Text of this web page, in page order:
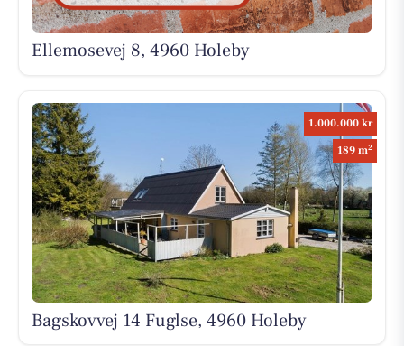
Ellemosevej 8, 4960 Holeby
1.000.000 kr
189 m2
Bagskovvej 14 Fuglse, 4960 Holeby